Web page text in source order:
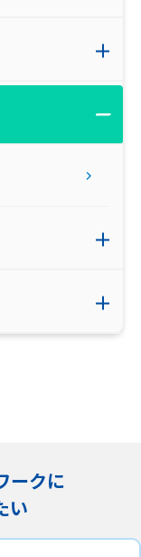
ークに
い